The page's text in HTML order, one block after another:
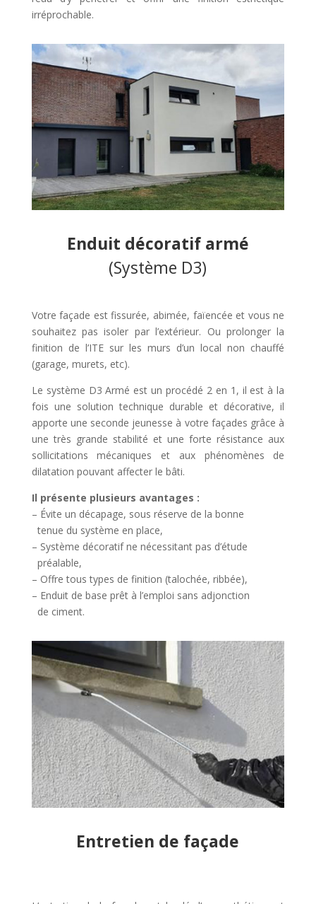
irréprochable.
Enduit décoratif armé
(Système D3)
Votre façade est fissurée, abimée, faïencée et vous ne
souhaitez pas isoler par l’extérieur. Ou prolonger la
finition de l’ITE sur les murs d’un local non chauffé
(garage, murets, etc).
Le système D3 Armé est un procédé 2 en 1, il est à la
fois une solution technique durable et décorative, il
apporte une seconde jeunesse à votre façades grâce à
une très grande stabilité et une forte résistance aux
sollicitations mécaniques et aux phénomènes de
dilatation pouvant affecter le bâti.
Il présente plusieurs avantages :
– Évite un décapage, sous réserve de la bonne
tenue du système en place,
– Système décoratif ne nécessitant pas d’étude
préalable,
– Offre tous types de finition (talochée, ribbée),
– Enduit de base prêt à l’emploi sans adjonction
de ciment.
Entretien de façade